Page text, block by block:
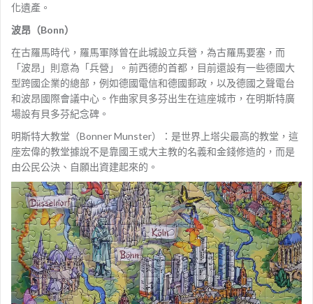
化遺產。
波昂（Bonn）
在古羅馬時代，羅馬軍隊曾在此城設立兵營，為古羅馬要塞，而
「波昂」則意為「兵營」。前西德的首都，目前還設有一些德國大
型跨國企業的總部，例如德國電信和德國郵政，以及德國之聲電台
和波昂國際會議中心。作曲家貝多芬出生在這座城市，在明斯特廣
場設有貝多芬紀念碑。
明斯特大教堂（Bonner Munster）：是世界上塔尖最高的教堂，這
座宏偉的教堂據說不是靠國王或大主教的名義和金錢修造的，而是
由公民公決、自願出資建起來的。